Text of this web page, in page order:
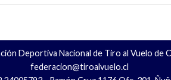
Deportiva Nacional de Tiro al Vuelo de
federacion@tiroalvuelo.cl